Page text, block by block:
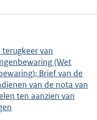
van
(Wet
Brief van de
van de nota van
ten aanzien van